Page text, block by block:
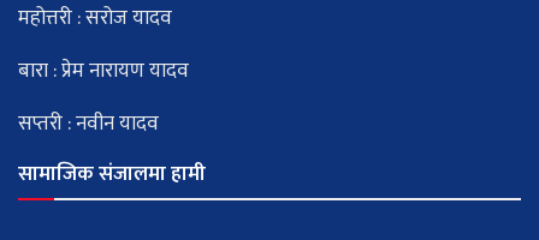
महोत्तरी : सरोज यादव
बारा : प्रेम नारायण यादव
सप्तरी : नवीन यादव
सामाजिक संजालमा हामी